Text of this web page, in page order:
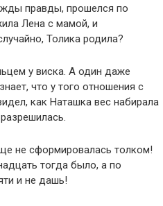
правды, прошелся по
Лена с мамой, и
Толика родила?
у виска. А один даже
что у того отношения с
как Наташка вес набирала
не сформировалась толком!
тогда было, а по
и не дашь!